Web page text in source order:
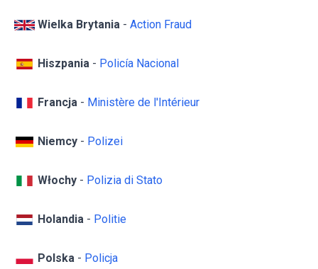
Wielka Brytania - Action Fraud
Hiszpania - Policía Nacional
Francja - Ministère de l'Intérieur
Niemcy - Polizei
Włochy - Polizia di Stato
Holandia - Politie
Polska - Policja